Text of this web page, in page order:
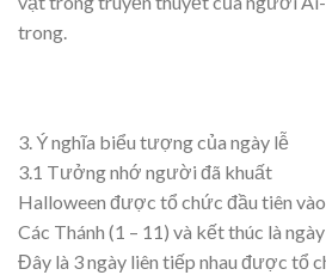
trong.
3. Ý nghĩa biểu tượng của ngày lễ
3.1 Tưởng nhớ người đã khuất
Halloween được tổ chức đầu tiên
Các Thánh (1 – 11) và kết thúc là
Đây là 3 ngày liên tiếp nhau được tổ